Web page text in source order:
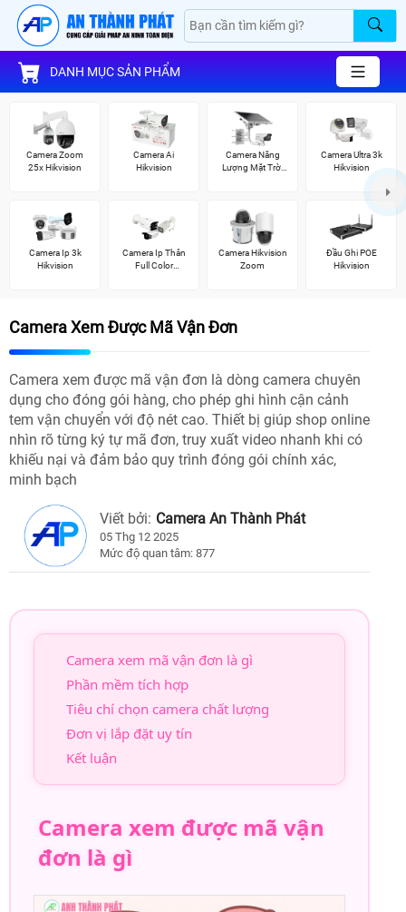
DANH MỤC SẢN PHẨM
Camera Zoom
25x Hikvision
Camera Ai
Hikvision
Camera Năng
Lượng Mặt Trời
Camera Ultra 3k
Hikvision
Camera Ip 3k
Hikvision
Camera Ip Thân
Full Color
Camera Hikvision
Zoom
Đầu Ghi POE
Hikvision
Camera Xem Được Mã Vận Đơn
Camera xem được mã vận đơn là dòng camera chuyên
dụng cho đóng gói hàng, cho phép ghi hình cận cảnh
tem vận chuyển với độ nét cao. Thiết bị giúp shop online
nhìn rõ từng ký tự mã đơn, truy xuất video nhanh khi có
khiếu nại và đảm bảo quy trình đóng gói chính xác,
minh bạch
Viết bởi: Camera An Thành Phát
05 Thg 12 2025
Mức độ quan tâm: 877
Camera xem mã vận đơn là gì
Phần mềm tích hợp
Tiêu chí chọn camera chất lượng
Đơn vị lắp đặt uy tín
Kết luận
Camera xem được mã vận
đơn là gì